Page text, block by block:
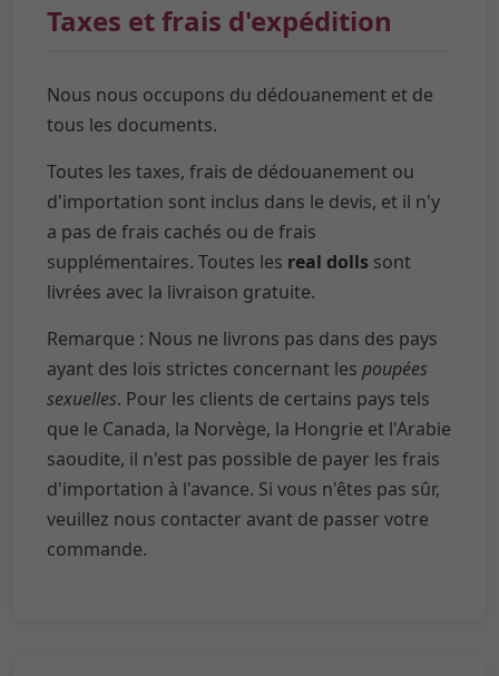
Taxes et frais d'expédition
Nous nous occupons du dédouanement et de
tous les documents.
Toutes les taxes, frais de dédouanement ou
d'importation sont inclus dans le devis, et il n'y
a pas de frais cachés ou de frais
supplémentaires. Toutes les real dolls sont
livrées avec la livraison gratuite.
Remarque : Nous ne livrons pas dans des pays
ayant des lois strictes concernant les poupées
sexuelles. Pour les clients de certains pays tels
que le Canada, la Norvège, la Hongrie et l'Arabie
saoudite, il n'est pas possible de payer les frais
d'importation à l'avance. Si vous n'êtes pas sûr,
veuillez nous contacter avant de passer votre
commande.